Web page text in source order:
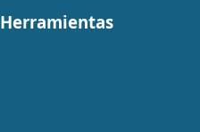
Herramientas